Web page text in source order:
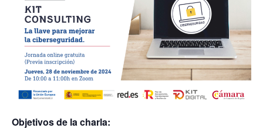
Objetivos de la charla: